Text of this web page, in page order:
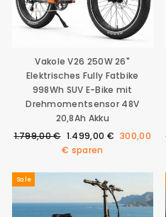
Vakole V26 250W 26"
Elektrisches Fully Fatbike
998Wh SUV E-Bike mit
Drehmomentsensor 48V
20,8Ah Akku
Normaler
1.799,00 € Sonderpreis
1.499,00 € 300,00
€ sparen
Sale